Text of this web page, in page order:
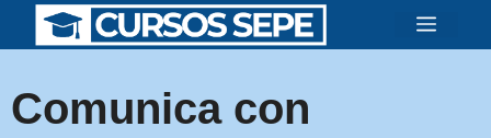
Saltar
Menú
Comunica con